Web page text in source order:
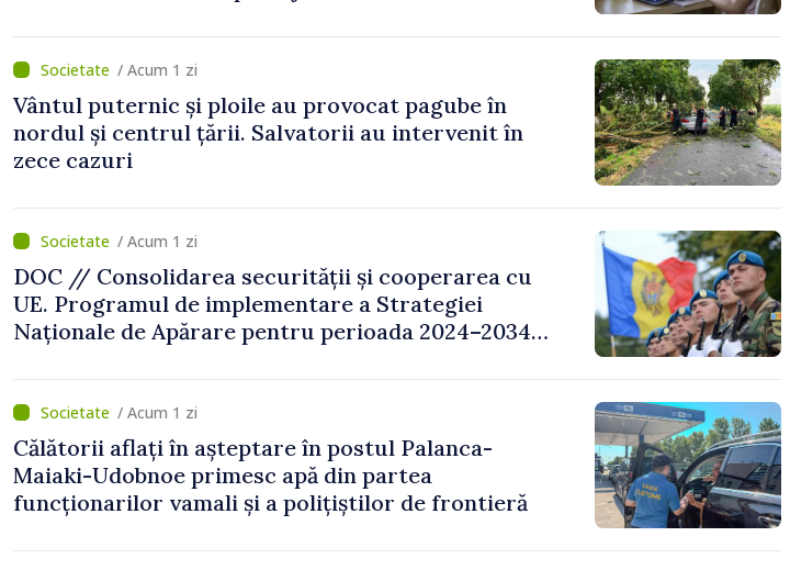
/ Acum 1 zi
Vântul puternic și ploile au provocat pagube în
nordul și centrul țării. Salvatorii au intervenit în
zece cazuri
/ Acum 1 zi
DOC // Consolidarea securității și cooperarea cu
UE. Programul de implementare a Strategiei
Naționale de Apărare pentru perioada 2024–2034,
/ Acum 1 zi
Călătorii aflați în așteptare în postul Palanca-
Maiaki-Udobnoe primesc apă din partea
funcționarilor vamali și a polițiștilor de frontieră